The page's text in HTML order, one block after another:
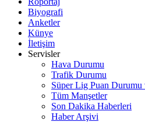
Biyografi
Anketler
Künye
İletişim
Servisler
Hava Durumu
Trafik Durumu
Süper Lig Puan Durumu
Tüm Manşetler
Son Dakika Haberleri
Haber Arşivi